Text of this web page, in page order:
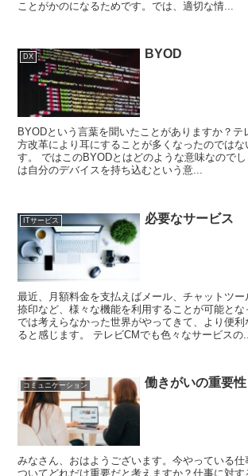
ことがかのになるためです。では、適切な情...
DX BYOD
BYODという言葉を聞いたことがありますか？テ
方改革により耳にすることが多くなったのではな
す。 ではこのBYODとはどのような意味なので
は自分のデバイスを持ち込むという意...
ITサービス 必要なサービス
最近、月額料金を支払えばメール、チャットツ
捺印など、様々な機能を利用することが可能と
では考えらなかった世界がやってきて、より便
ると感じます。 テレビCMでも色々なサービスの...
コミュニケーション 働きがいの重要性
みなさん、おはようございます。今やっている
ついてどれだけ重要だと考えますか？仕事に対